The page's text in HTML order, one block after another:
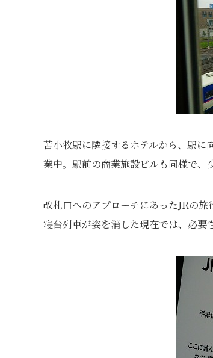
苫小牧駅に隣接するホテルから、駅
業中。駅前の商業施設ビルも同様で、
改札口へのアプローチにあったJRの旅
寝台列車が姿を消した現在では、必要